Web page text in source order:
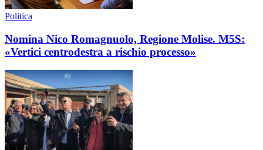
Politica
Nomina Nico Romagnuolo, Regione Molise. M5S:
«Vertici centrodestra a rischio processo»